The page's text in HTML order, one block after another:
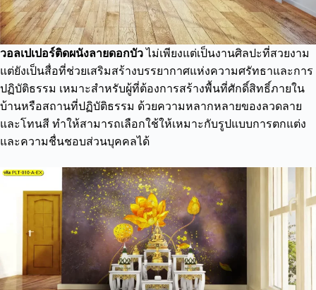
วอลเปเปอร์ติดผนังลายดอกบัวไม่เพียงแต่เป็นงานศิลปะที่สวยงาม
แต่ยังเป็นสื่อที่ช่วยเสริมสร้างบรรยากาศแห่งความศรัทธาและการ
ปฏิบัติธรรม เหมาะสำหรับผู้ที่ต้องการสร้างพื้นที่ศักดิ์สิทธิ์ภายใน
บ้านหรือสถานที่ปฏิบัติธรรม ด้วยความหลากหลายของลวดลาย
และโทนสี ทำให้สามารถเลือกใช้ให้เหมาะกับรูปแบบการตกแต่ง
และความชื่นชอบส่วนบุคคลได้